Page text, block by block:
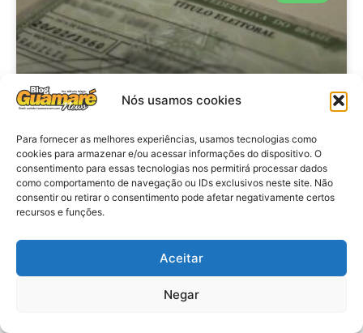
Nós usamos cookies
Para fornecer as melhores experiências, usamos tecnologias como
cookies para armazenar e/ou acessar informações do dispositivo. O
consentimento para essas tecnologias nos permitirá processar dados
como comportamento de navegação ou IDs exclusivos neste site. Não
consentir ou retirar o consentimento pode afetar negativamente certos
recursos e funções.
Aceitar
Negar
Brasil: Policia Federal investiga
753 casos de crimes eleitorais
antes das eleições